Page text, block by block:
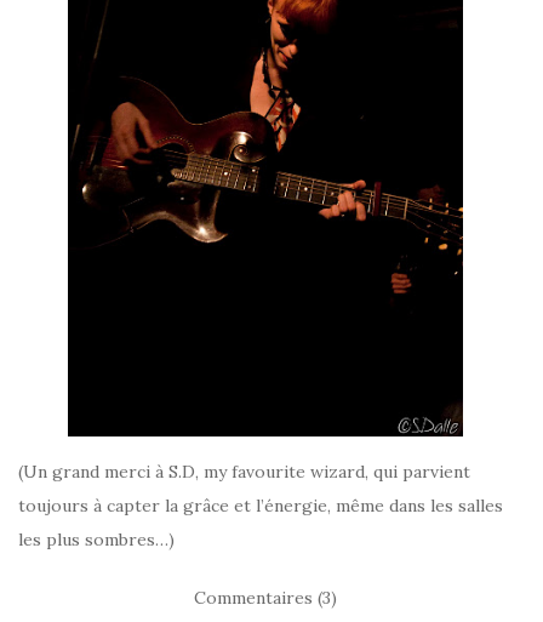
(Un grand merci à S.D, my favourite wizard, qui parvient
toujours à capter la grâce et l’énergie, même dans les salles
les plus sombres…)
Commentaires (3)